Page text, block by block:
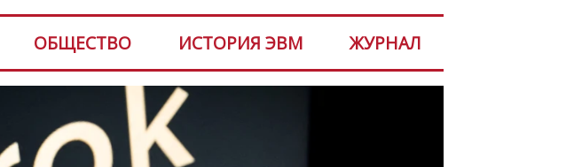
ОБЩЕСТВО ИСТОРИЯ ЭВМ ЖУРНАЛ